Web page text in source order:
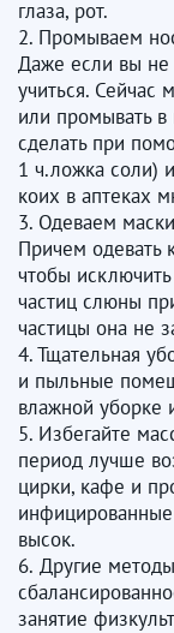
глаза, рот.
2. Промываем
Даже если вы не
учиться. Сейчас
или промывать
сделать при
1 ч.ложка соли)
коих в аптеках
3. Одеваем
Причем одевать
чтобы
частиц слюны
частицы она не
4. Тщательная
и пыльные
влажной уборке
5. Избегайте
период лучше
цирки, кафе и
высок.
6. Другие
занятие